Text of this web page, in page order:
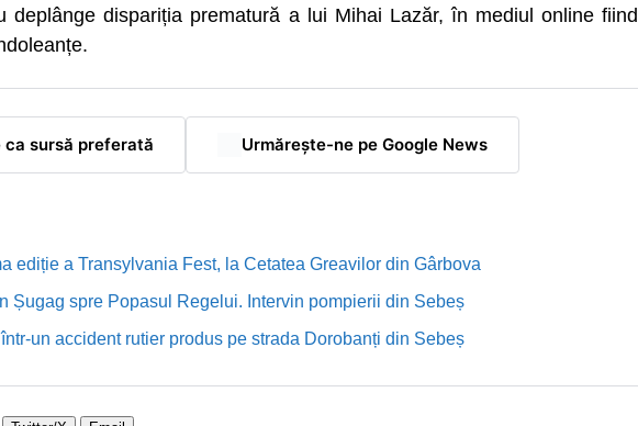
deplânge dispariția prematură a lui Mihai Lazăr, în mediul online fiind
ca sursă preferată Urmărește-ne pe Google News
ediție a Transylvania Fest, la Cetatea Greavilor din Gârbova
Șugag spre Popasul Regelui. Intervin pompierii din Sebeș
un accident rutier produs pe strada Dorobanți din Sebeș